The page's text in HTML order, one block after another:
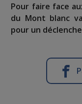
Pour faire face
du Mont blanc
pour un